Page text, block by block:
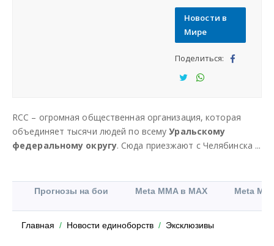
Новости в
Мире
Поделиться:
я
тьс
я
тьс
я
RCC – огромная общественная организация, которая
объединяет тысячи людей по всемуУральскому
федеральному округу. Сюда приезжают с Челябинска ...